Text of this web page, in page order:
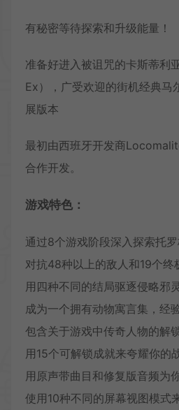
有秘密等待探索和升级能量！
准备好进入被诅咒的卡斯蒂利
Ex），广受欢迎的街机经典马
展版本
最初由西班牙开发商
合作开发。
游戏特色：
通过8个游戏阶段深入探索托
对抗48种以上的敌人和19个终
用四种不同的结局驱逐侵略邪灵
成为一个拥有动物寓言集，经
包含关于游戏中传奇人物的解
用15个可解锁成就来夸耀你的
用原声带曲目和修复版音频为
使用10种不同的屏幕视图模式